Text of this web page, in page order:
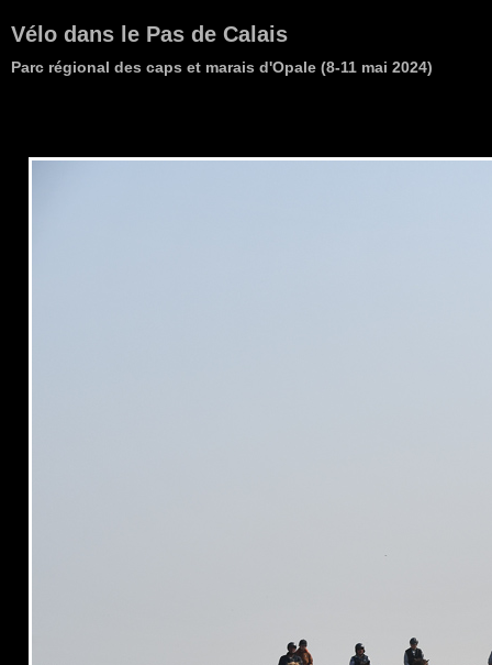
Vélo dans le Pas de Calais
Parc régional des caps et marais d'Opale (8-11 mai 2024)